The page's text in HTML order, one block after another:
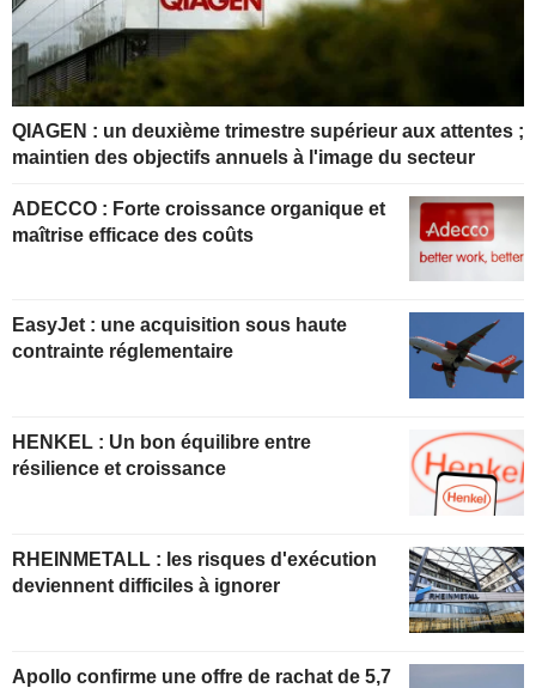
QIAGEN : un deuxième trimestre supérieur aux attentes ;
maintien des objectifs annuels à l'image du secteur
ADECCO : Forte croissance organique et
maîtrise efficace des coûts
EasyJet : une acquisition sous haute
contrainte réglementaire
HENKEL : Un bon équilibre entre
résilience et croissance
RHEINMETALL : les risques d'exécution
deviennent difficiles à ignorer
Apollo confirme une offre de rachat de 5,7